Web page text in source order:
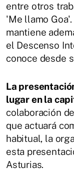
entre otros
'Me llamo Goa'.
mantiene
el Descenso
conoce desde
La
lugar en la
colaboración
que actuará
habitual, la
esta
Asturias.